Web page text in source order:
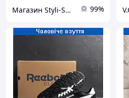
Магазин Styli-Shop 99%